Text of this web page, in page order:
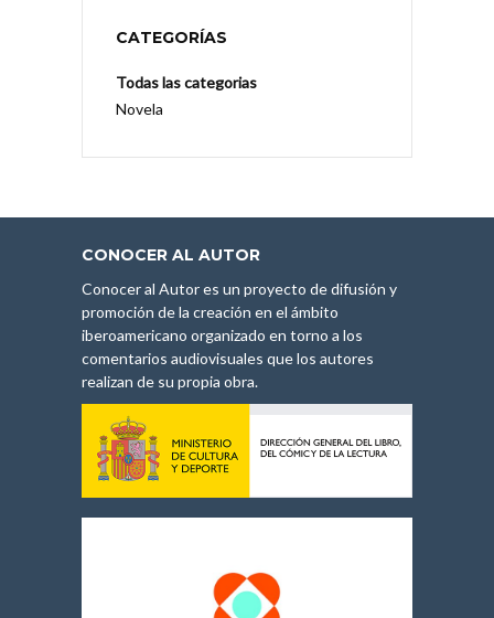
CATEGORÍAS
Todas las categorias
Novela
CONOCER AL AUTOR
Conocer al Autor es un proyecto de difusión y
promoción de la creación en el ámbito
iberoamericano organizado en torno a los
comentarios audiovisuales que los autores
realizan de su propia obra.